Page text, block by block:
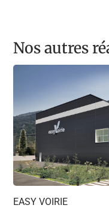
Nos autres
EASY VOIRIE